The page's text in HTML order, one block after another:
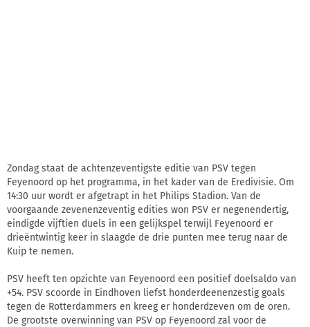
Zondag staat de achtenzeventigste editie van PSV tegen
Feyenoord op het programma, in het kader van de Eredivisie. Om
14:30 uur wordt er afgetrapt in het Philips Stadion. Van de
voorgaande zevenenzeventig edities won PSV er negenendertig,
eindigde vijftien duels in een gelijkspel terwijl Feyenoord er
drieëntwintig keer in slaagde de drie punten mee terug naar de
Kuip te nemen.
PSV heeft ten opzichte van Feyenoord een positief doelsaldo van
+54. PSV scoorde in Eindhoven liefst honderdeenenzestig goals
tegen de Rotterdammers en kreeg er honderdzeven om de oren.
De grootste overwinning van PSV op Feyenoord zal voor de